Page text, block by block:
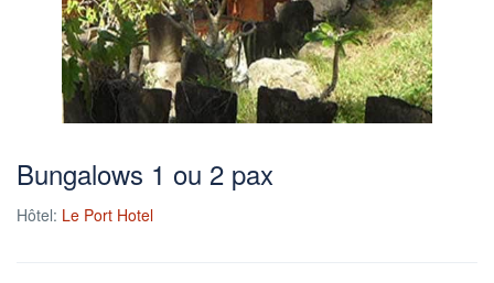
Bungalows 1 ou 2 pax
Hôtel: Le Port Hotel